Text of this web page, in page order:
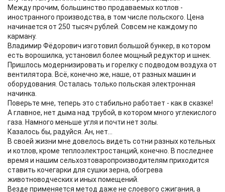
Между прочим, большинство продаваемых котлов -
иностранного производства, в том числе польского. Цена
начинается от 250 тысяч рублей. Совсем не каждому по
карману.
Владимир Фёдорович изготовил большой бункер, в котором
есть ворошилка, установил более мощный редуктор и шнек.
Пришлось модернизировать и горелку с подводом воздуха от
вентилятора. Всё, конечно же, наше, от разных машин и
оборудования. Осталась только польская электронная
начинка.
Поверьте мне, теперь это стабильно работает - как в сказке!
А главное, нет дыма над трубой, в котором много углекислого
газа. Намного меньше угля и почти нет золы.
Казалось бы, радуйся. Ан, нет...
В своей жизни мне довелось видеть сотни разных котельных
и котлов, кроме теплоэлектростанций, конечно. В последнее
время и нашим сельхозтоваропроизводителям приходится
ставить кочегарки для сушки зерна, обогрева
животноводческих и иных помещений.
Везде применяется метод даже не слоевого сжигания, а